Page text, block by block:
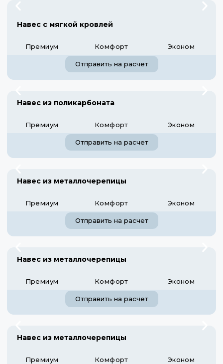
Навес с мягкой кровлей
Премиум Комфорт Эконом
Отправить на расчет
Навес из поликарбоната
Премиум Комфорт Эконом
Отправить на расчет
Навес из металлочерепицы
Премиум Комфорт Эконом
Отправить на расчет
Навес из металлочерепицы
Премиум Комфорт Эконом
Отправить на расчет
Навес из металлочерепицы
Премиум Комфорт Эконом